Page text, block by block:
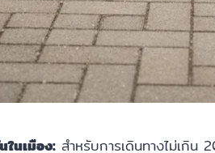
ในเมือง: สำหรับการเดินทางไม่เกิน